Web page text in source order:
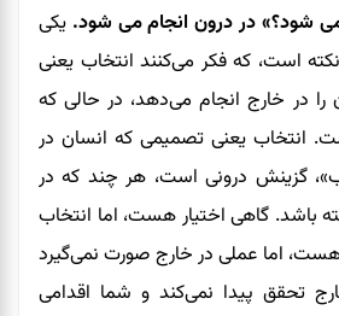
می شود؟» در درون انجام می شود. یکی
است، که فکر می‌کنند انتخاب یعنی
در خارج انجام می‌دهد، در حالی که
انتخاب یعنی تصمیمی که انسان در
گزینش درونی است، هر چند که در
باشد. گاهی اختیار هست، اما انتخاب
اما عملی در خارج صورت نمی‌گیرد
تحقق پیدا نمی‌کند و شما اقدامی